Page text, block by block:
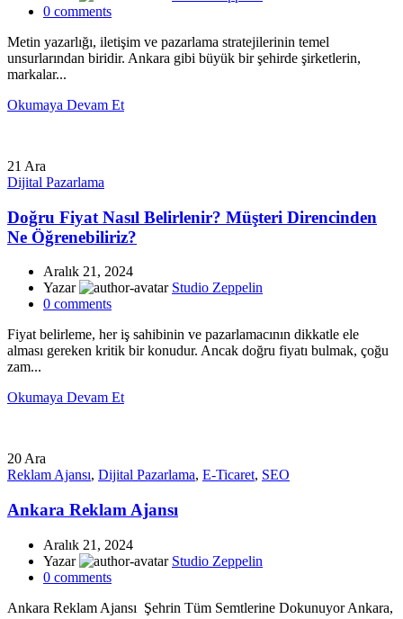
0 comments
Metin yazarlığı, iletişim ve pazarlama stratejilerinin temel
unsurlarından biridir. Ankara gibi büyük bir şehirde şirketlerin,
markalar...
Okumaya Devam Et
21 Ara
Dijital Pazarlama
Doğru Fiyat Nasıl Belirlenir? Müşteri Direncinden
Ne Öğrenebiliriz?
Aralık 21, 2024
Yazar
Studio Zeppelin
0 comments
Fiyat belirleme, her iş sahibinin ve pazarlamacının dikkatle ele
alması gereken kritik bir konudur. Ancak doğru fiyatı bulmak, çoğu
zam...
Okumaya Devam Et
20 Ara
Reklam Ajansı, Dijital Pazarlama, E-Ticaret, SEO
Ankara Reklam Ajansı
Aralık 21, 2024
Yazar
Studio Zeppelin
0 comments
Ankara Reklam Ajansı Şehrin Tüm Semtlerine Dokunuyor Ankara,